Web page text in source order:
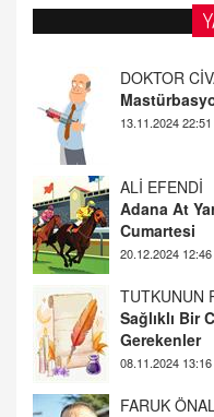
ALİ EFENDİ
Adana At
Cumartesi
TUTKUNUN
Sağlıklı Bir
Gerekenler
08.11.2024 13:16
FARUK
Tezkere
2 Kasım 2021 Salı
AV. DOĞAN